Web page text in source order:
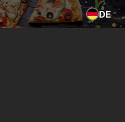
DE